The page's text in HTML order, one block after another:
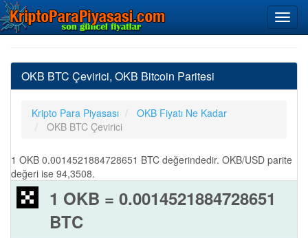
OKB BTC Çevirici, OKB Bitcoin Paritesi
Kripto Para Piyasası
OKB Fiyatı Ne Kadar
OKB BTC Çevirici
1 OKB 0.0014521884728651 BTC değerindedir. OKB/USD parite
değeri ise 94,3508.
1 OKB = 0.0014521884728651
BTC